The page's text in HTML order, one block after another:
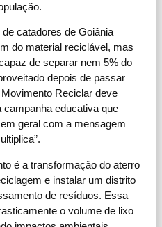
catadores de Goiânia
do material reciclável, mas
de separar nem 5% do
depois de passar
Reciclar deve
educativa que
geral com a mensagem
é a transformação do aterro
e instalar um distrito
de resíduos. Essa
o volume de lixo